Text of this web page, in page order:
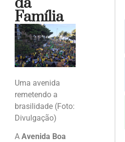
Família
Uma avenida
remetendo a
brasilidade (Foto:
Divulgação)
A Avenida Boa